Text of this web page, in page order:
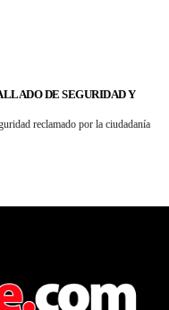
DE SEGURIDAD Y
reclamado por la ciudadanía